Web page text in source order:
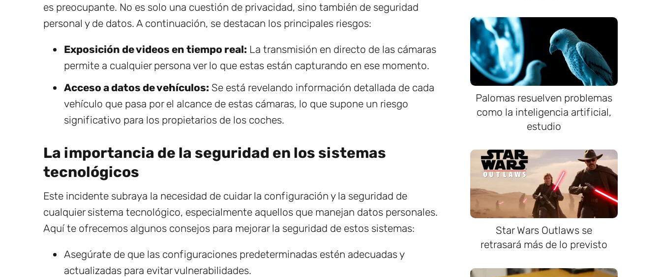
es preocupante. No es solo una cuestión de privacidad, sino también de seguridad
personal y de datos. A continuación, se destacan los principales riesgos:
Exposición de videos en tiempo real: La transmisión en directo de las cámaras
permite a cualquier persona ver lo que estas están capturando en ese momento.
Acceso a datos de vehículos: Se está revelando información detallada de cada
vehículo que pasa por el alcance de estas cámaras, lo que supone un riesgo
significativo para los propietarios de los coches.
La importancia de la seguridad en los sistemas
tecnológicos
Este incidente subraya la necesidad de cuidar la configuración y la seguridad de
cualquier sistema tecnológico, especialmente aquellos que manejan datos personales.
Aquí te ofrecemos algunos consejos para mejorar la seguridad de estos sistemas:
Asegúrate de que las configuraciones predeterminadas estén adecuadas y
actualizadas para evitar vulnerabilidades.
Palomas resuelven problemas
como la inteligencia artificial,
estudio
Star Wars Outlaws se
retrasará más de lo previsto